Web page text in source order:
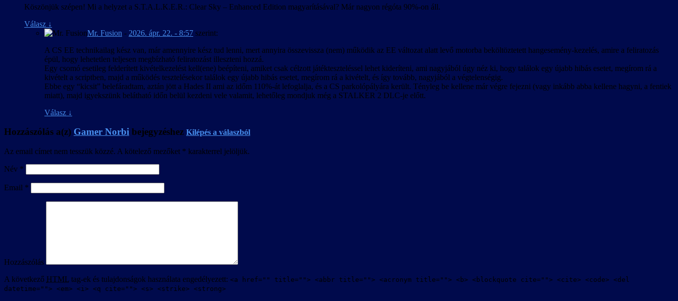
Köszönjük szépen! Mi a helyzet a S.T.A.L.K.E.R.: Clear Sky – Enhanced Edition magyarításával? Már nagyon régóta 90%-on áll.
Válasz ↓
Mr. Fusion - 2026. ápr. 22. - 8:57 szerint:
A CS EE technikailag kész van, már amennyire kész tud lenni, mert annyira összevissza (nem) működik az EE változat alatt levő motorba beköltöztetett hangesemény-kezelés, amire a feliratozás
épül, hogy lehetetlen teljesen megbízható feliratozást illeszteni hozzá.
Egy csomó esetileg felderített kivételkezelést kell(ene) beépíteni, amiket csak célzott játékteszteléssel lehet kideríteni, ami nagyjából úgy néz ki, hogy találok egy újabb hibás esetet, megírom rá a
kivételt a scriptben, majd a működés tesztelésekor találok egy újabb hibás esetet, megírom rá a kivételt, és így tovább, nagyjából a végtelenségig.
Ebbe egy “kicsit” belefáradtam, aztán jött a Hades II ami az időm 110%-át lefoglalja, és a CS parkolópályára került. Tényleg be kellene már végre fejezni (vagy inkább abba kellene hagyni, a fentiek
miatt), majd igyekszünk belátható időn belül kezdeni vele valamit, lehetőleg mondjuk még a STALKER 2 DLC-je előtt.
Válasz ↓
Hozzászólás a(z) Gamer Norbi bejegyzéshez Kilépés a válaszból
Az email címet nem tesszük közzé. A kötelező mezőket * karakterrel jelöljük.
Név *
Email *
Hozzászólás
A következő HTML tag-ek és tulajdonságok használata engedélyezett: <a href="" title=""> <abbr title=""> <acronym title=""> <b> <blockquote cite=""> <cite> <code> <del
datetime=""> <em> <i> <q cite=""> <s> <strike> <strong>